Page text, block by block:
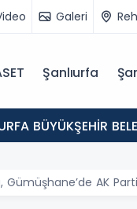
Galeri
Şanlıurfa
BÜYÜKŞEHİR
Gümüşhane’de AK